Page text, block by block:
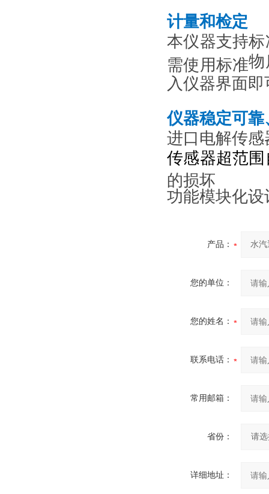
计量和检定
本仪器支持标
需使用标准物
入仪器界面即
仪器稳定可
进口电解传
传感器超范
的损坏
功能模块化
产品：
您的单位：
您的姓名：
联系电话：
常用邮箱：
省份：
详细地址：